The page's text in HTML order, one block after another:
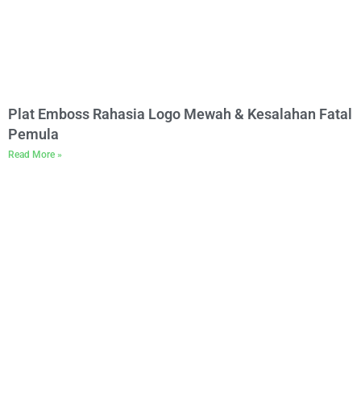
Plat Emboss Rahasia Logo Mewah & Kesalahan Fatal
Pemula
Read More »